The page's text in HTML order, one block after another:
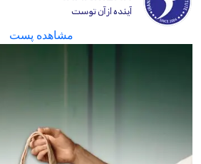
مشاهده پست